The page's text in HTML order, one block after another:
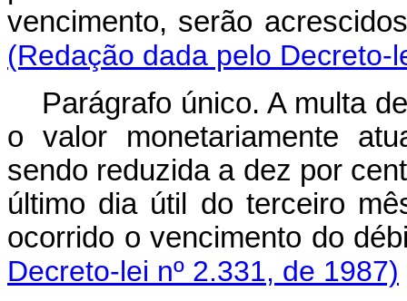
vencimento, serão
(Redação dada pelo Decreto-
Parágrafo único. A multa
o valor monetariamente
sendo reduzida a dez por
último dia útil do terceiro
ocorrido o vencimento do
Decreto-lei nº 2.331, de 1987)